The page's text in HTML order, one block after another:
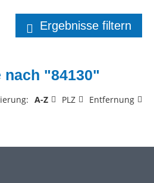
Ergebnisse filtern
"84130"
A-Z PLZ
Entfernung